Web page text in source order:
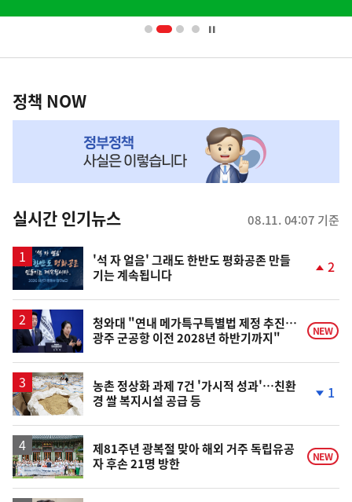
영
책
NOW,
뉴
스
정책 NOW
실시간 인기뉴스 08.11. 04:07 기준
'석 자 얼음' 그래도 한반도 평화공존 만들
기는 계속됩니다
상
승
2
청와대 "연내 메가특구특별법 제정 추진…
광주 군공항 이전 2028년 하반기까지"
NEW
농촌 정상화 과제 7건 '가시적 성과'…친환
경 쌀 복지시설 공급 등
하
락
1
제81주년 광복절 맞아 해외 거주 독립유공
자 후손 21명 방한
NEW